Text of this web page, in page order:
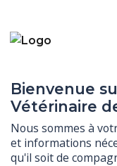
Bienvenue
Vétérinaire
Nous sommes à
et informations
qu'il soit de